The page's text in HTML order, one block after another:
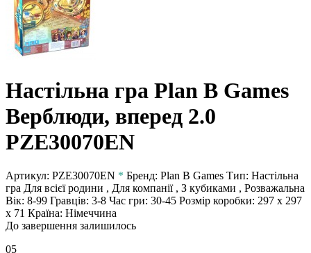
Настільна гра Plan B Games
Верблюди, вперед 2.0
PZE30070EN
Артикул: PZE30070EN * Бренд: Plan B Games Тип: Настільна
гра Для всієї родини , Для компанії , З кубиками , Розважальна
Вік: 8-99 Гравців: 3-8 Час гри: 30-45 Розмір коробки: 297 x 297
x 71 Країна: Німеччина
До завершення залишилось
05